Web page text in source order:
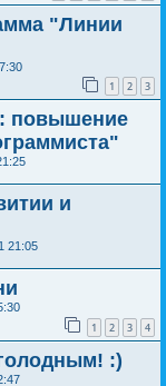
"Линии
1 2 3
повышение
и
21:05
1 2 3 4
:)